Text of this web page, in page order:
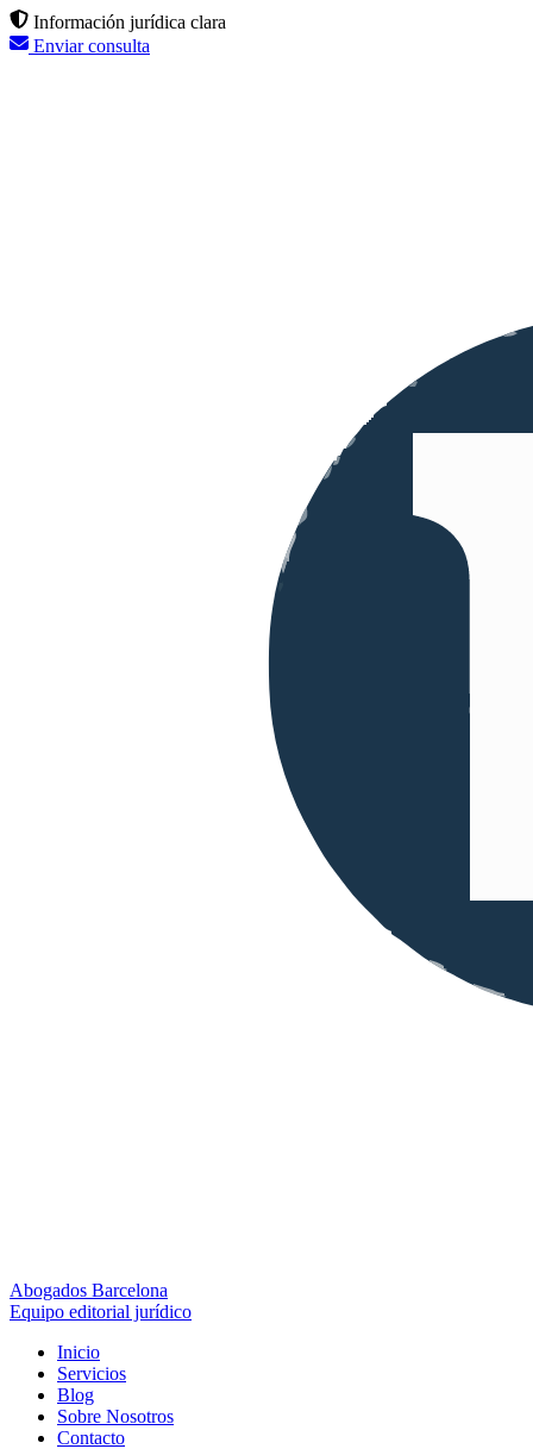
Información jurídica clara
Enviar consulta
Abogados Barcelona
Equipo editorial jurídico
Inicio
Servicios
Blog
Sobre Nosotros
Contacto